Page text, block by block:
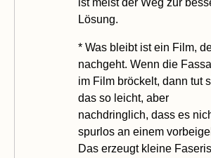
ist meist der Weg zur
Lösung.
* Was bleibt ist ein Film,
nachgeht. Wenn die
im Film bröckelt, dann tut
das so leicht, aber
nachdringlich, dass es
spurlos an einem
Das erzeugt kleine